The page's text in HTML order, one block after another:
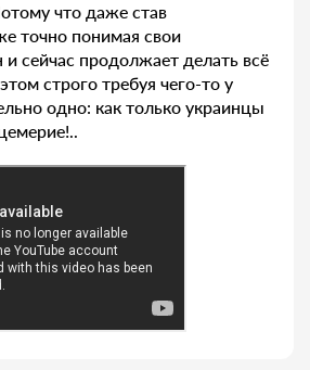
что даже став
точно понимая свои
сейчас продолжает делать всё
строго требуя чего-то у
одно: как только украинцы